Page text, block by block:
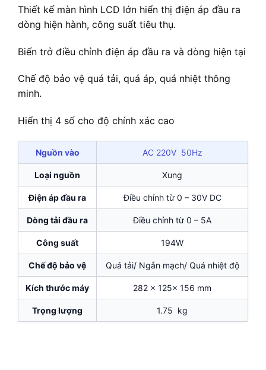
Thiết kế màn hình LCD lớn hiển thị điện áp đầu ra
dòng hiện hành, công suất tiêu thụ.
Biến trở điều chỉnh điện áp đầu ra và dòng hiện tại
Chế độ bảo vệ quá tải, quá áp, quá nhiệt thông
minh.
Hiển thị 4 số cho độ chính xác cao
Nguồn vào AC 220V 50Hz
Loại nguồn Xung
Điện áp đầu ra Điều chỉnh từ 0 – 30V DC
Dòng tải đầu ra Điều chỉnh từ 0 – 5A
Công suất 194W
Chế độ bảo vệ Quá tải/ Ngắn mạch/ Quá nhiệt độ
Kích thước máy 282 x 125x 156 mm
Trọng lượng 1.75 kg